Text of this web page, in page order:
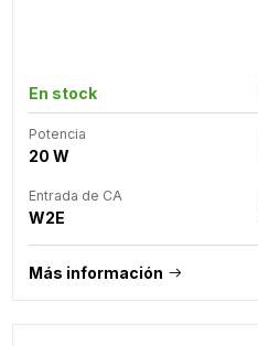
En stock
Potencia
20 W
Entrada de CA
W2E
Más información